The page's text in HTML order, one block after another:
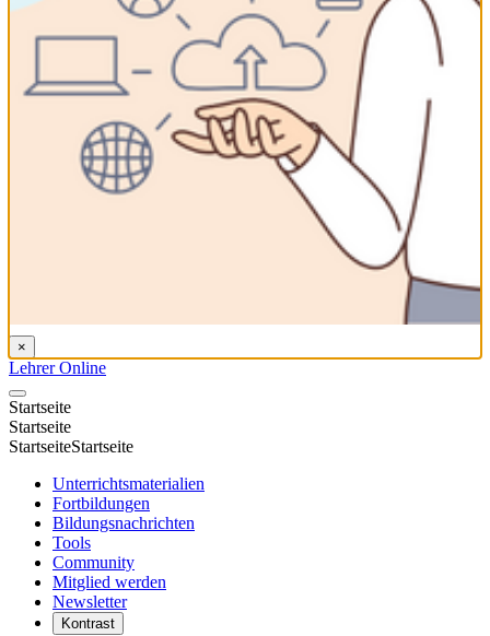
Nachrichtenblog
Im Nachrichtenblog wird für Kinder und Jugendliche ab acht Jahren
über aktuelle Ereignisse aus Afrika berichtet, mit ergänzenden
Hinweisen zu weiterführender Literatur.
Für Eltern und pädagogische Fachkräfte